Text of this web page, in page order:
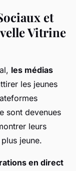
et
Vitrine
les médias
les jeunes
sont devenues
leurs
jeune.
en direct